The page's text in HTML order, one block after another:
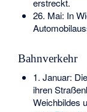
erstreckt.
26. Mai: In
Bahnverkehr
1. Januar: Die
ihren
Weichbildes